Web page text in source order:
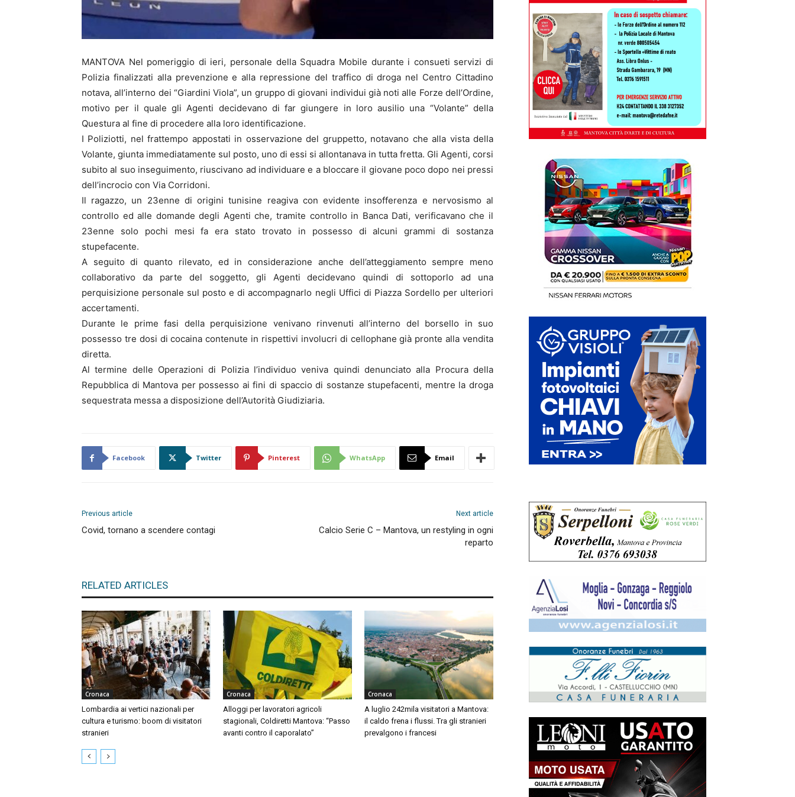
MANTOVA Nel pomeriggio di ieri, personale della Squadra Mobile durante i consueti servizi di
Polizia finalizzati alla prevenzione e alla repressione del traffico di droga nel Centro Cittadino
notava, all’interno dei “Giardini Viola”, un gruppo di giovani individui già noti alle Forze dell’Ordine,
motivo per il quale gli Agenti decidevano di far giungere in loro ausilio una “Volante” della
Questura al fine di procedere alla loro identificazione.
I Poliziotti, nel frattempo appostati in osservazione del gruppetto, notavano che alla vista della
Volante, giunta immediatamente sul posto, uno di essi si allontanava in tutta fretta. Gli Agenti, corsi
subito al suo inseguimento, riuscivano ad individuare e a bloccare il giovane poco dopo nei pressi
dell’incrocio con Via Corridoni.
Il ragazzo, un 23enne di origini tunisine reagiva con evidente insofferenza e nervosismo al
controllo ed alle domande degli Agenti che, tramite controllo in Banca Dati, verificavano che il
23enne solo pochi mesi fa era stato trovato in possesso di alcuni grammi di sostanza
stupefacente.
A seguito di quanto rilevato, ed in considerazione anche dell’atteggiamento sempre meno
collaborativo da parte del soggetto, gli Agenti decidevano quindi di sottoporlo ad una
perquisizione personale sul posto e di accompagnarlo negli Uffici di Piazza Sordello per ulteriori
accertamenti.
Durante le prime fasi della perquisizione venivano rinvenuti all’interno del borsello in suo
possesso tre dosi di cocaina contenute in rispettivi involucri di cellophane già pronte alla vendita
diretta.
Al termine delle Operazioni di Polizia l’individuo veniva quindi denunciato alla Procura della
Repubblica di Mantova per possesso ai fini di spaccio di sostanze stupefacenti, mentre la droga
sequestrata messa a disposizione dell’Autorità Giudiziaria.
Facebook Twitter Pinterest WhatsApp Email
Previous article
Covid, tornano a scendere contagi
Next article
Calcio Serie C – Mantova, un restyling in ogni
reparto
RELATED ARTICLES
Cronaca
Lombardia ai vertici nazionali per
cultura e turismo: boom di visitatori
stranieri
Cronaca
Alloggi per lavoratori agricoli
stagionali, Coldiretti Mantova: “Passo
avanti contro il caporalato”
Cronaca
A luglio 242mila visitatori a Mantova:
il caldo frena i flussi. Tra gli stranieri
prevalgono i francesi